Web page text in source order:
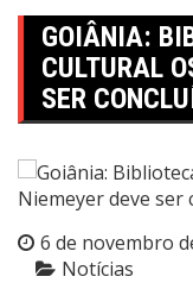
GOIÂNIA:
CULTURAL
SER
6 de novembro
Notícias